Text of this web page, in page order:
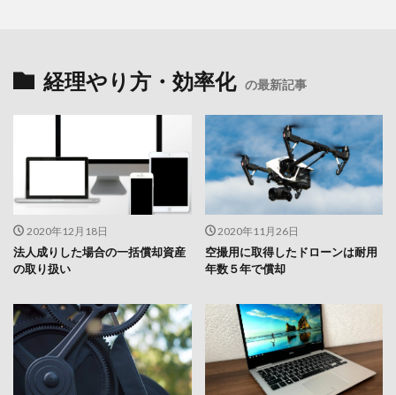
経理やり方・効率化 の最新記事
2020年12月18日
法人成りした場合の一括償却資産
の取り扱い
2020年11月26日
空撮用に取得したドローンは耐用
年数５年で償却